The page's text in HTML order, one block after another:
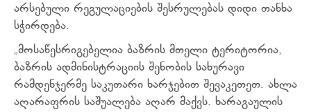
არსებული რეგულაციების შესრულებას დიდი თანხა
სჭირდება.
„მოსაწესრიგებელია ბაზრის მთელი ტერიტორია,
ბაზრის ადმინისტრაციის შენობის სახურავი
რამდენჯერმე საკუთარი ხარჯებით შევაკეთეთ. ახლა
აღარაფრის საშუალება აღარ მაქვს. ხარაგაულის